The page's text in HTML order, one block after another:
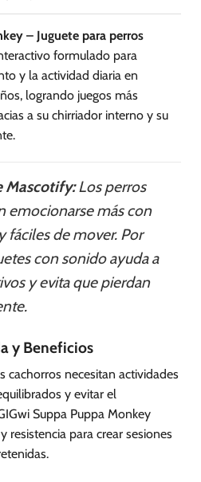
– Juguete para perros
formulado para
y la actividad diaria en
logrando juegos más
a su chirriador interno y su
Mascotify:Los perros
emocionarse más con
fáciles de mover. Por
con sonido ayuda a
y evita que pierdan
y Beneficios
cachorros necesitan actividades
y evitar el
Suppa Puppa Monkey
resistencia para crear sesiones